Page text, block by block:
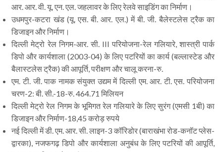
आर. आर. वी. यू. एन. एल. जहलावर के लिए रेलवे साइडिंग का निर्माण।
उधमपुर-कटरा खंड (यू. एस. बी. आर. एल.) में बी. जी. बैलेस्टलेस ट्रैक का
डिजाइन और निर्माण।
दिल्ली मेट्रो रेल निगम-आर. सी. III परियोजना-रेल गलियारे, शास्त्री पार्क
डिपो और कार्यशाला (2003-04) के लिए पटरियों का कार्य (बल्लास्टेड और
बैलास्टलेस ट्रैक) की आपूर्ति, परीक्षण और चालू करना-रु.
एम. टी. जी. पाक नामक संयुक्त उद्यम में दिल्ली एम. आर. टी. एस. परियोजना
चरण-2: बी. सी.-18-रु. 464.71 मिलियन
दिल्ली मेट्रो रेल निगम के भूमिगत रेल गलियारे के लिए सुरंग (एमसी 1बी) का
डिजाइन और निर्माण-18,45 करोड़ रुपये
नई दिल्ली में डी. एम. आर. सी. लाइन-3 कॉरिडोर (बाराखंभा रोड-कनॉट प्लेस-
द्वारका), नजफगढ़ डिपो और कार्यशाला अनुबंध के लिए पटरियों की आपूर्ति,